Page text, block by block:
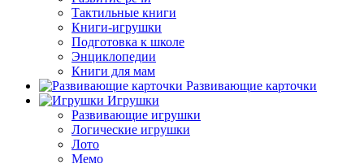
Тактильные книги
Книги-игрушки
Подготовка к школе
Энциклопедии
Книги для мам
Развивающие карточки
Игрушки
Развивающие игрушки
Логические игрушки
Лото
Мемо